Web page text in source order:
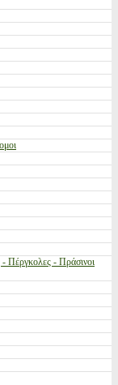
Πέργκολες - Πράσινοι